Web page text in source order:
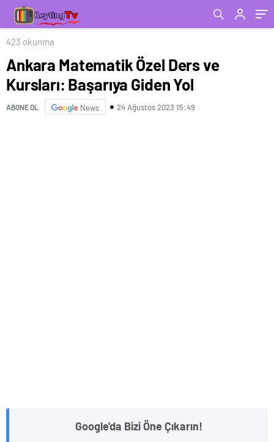
423 okunma
Ankara Matematik Özel Ders ve
Kursları: Başarıya Giden Yol
ABONE OL News 24 Ağustos 2023 15:49
Google'da Bizi Öne Çıkarın!